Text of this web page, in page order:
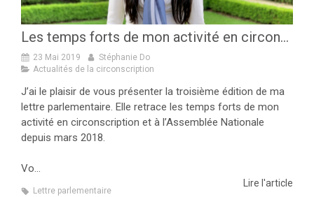
Les temps forts de mon activité en circonscription et à l’Assemblée Nationale dans la lettre parlementaire 2019
23 Mai 2019
Stéphanie Do
Actualités de la circonscription
J’ai le plaisir de vous présenter la troisième édition de ma
lettre parlementaire. Elle retrace les temps forts de mon
activité en circonscription et à l’Assemblée Nationale
depuis mars 2018.
Vo...
Lire l'article
Lettre parlementaire